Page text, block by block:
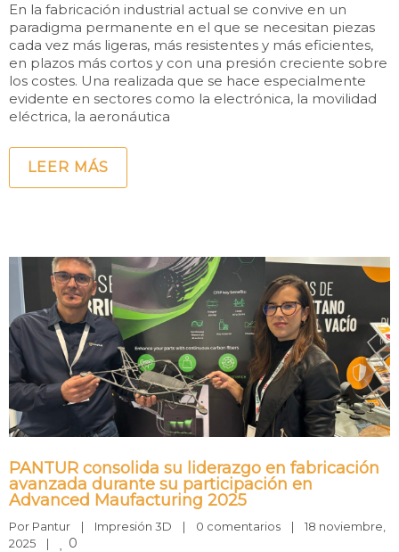
En la fabricación industrial actual se convive en un
paradigma permanente en el que se necesitan piezas
cada vez más ligeras, más resistentes y más eficientes,
en plazos más cortos y con una presión creciente sobre
los costes. Una realizada que se hace especialmente
evidente en sectores como la electrónica, la movilidad
eléctrica, la aeronáutica
LEER MÁS
PANTUR consolida su liderazgo en fabricación
avanzada durante su participación en
Advanced Maufacturing 2025
Por Pantur | Impresión 3D | 0 comentarios |
18 noviembre,
2025 | 0